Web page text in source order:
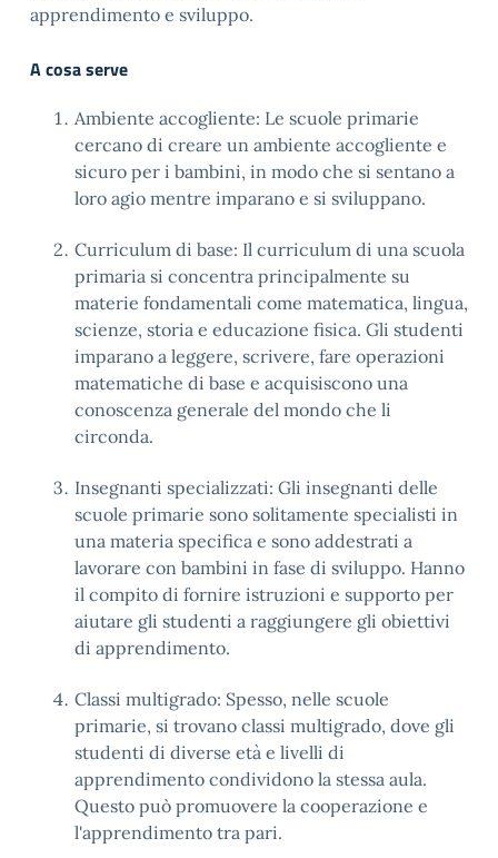
apprendimento e sviluppo.
A cosa serve
Ambiente accogliente: Le scuole primarie
cercano di creare un ambiente accogliente e
sicuro per i bambini, in modo che si sentano a
loro agio mentre imparano e si sviluppano.
Curriculum di base: Il curriculum di una scuola
primaria si concentra principalmente su
materie fondamentali come matematica, lingua,
scienze, storia e educazione fisica. Gli studenti
imparano a leggere, scrivere, fare operazioni
matematiche di base e acquisiscono una
conoscenza generale del mondo che li
circonda.
Insegnanti specializzati: Gli insegnanti delle
scuole primarie sono solitamente specialisti in
una materia specifica e sono addestrati a
lavorare con bambini in fase di sviluppo. Hanno
il compito di fornire istruzioni e supporto per
aiutare gli studenti a raggiungere gli obiettivi
di apprendimento.
Classi multigrado: Spesso, nelle scuole
primarie, si trovano classi multigrado, dove gli
studenti di diverse età e livelli di
apprendimento condividono la stessa aula.
Questo può promuovere la cooperazione e
l'apprendimento tra pari.